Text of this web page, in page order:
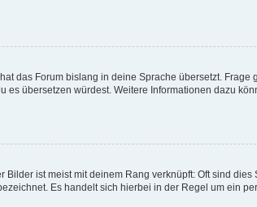
das Forum bislang in deine Sprache übersetzt.
übersetzen würdest. Weitere Informationen dazu
ist meist mit deinem Rang verknüpft: Oft sind
Es handelt sich hierbei in der Regel um ein